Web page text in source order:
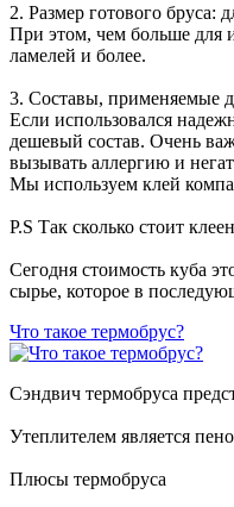
2. Размер готового бруса:
При этом, чем больше для
ламелей и более.
3. Составы, применяемые
Если использовался
дешевый состав. Очень
вызывать аллергию и
Мы используем клей
P.S Так сколько стоит
Сегодня стоимость куба
сырье, которое в
Что такое термобрус?
Сэндвич термобруса
Утеплителем является
Плюсы термобруса